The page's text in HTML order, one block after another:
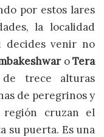
por estos lares
la localidad
decides venir no
oTera
trece alturas
de peregrinos y
región cruzan el
su puerta. Es una